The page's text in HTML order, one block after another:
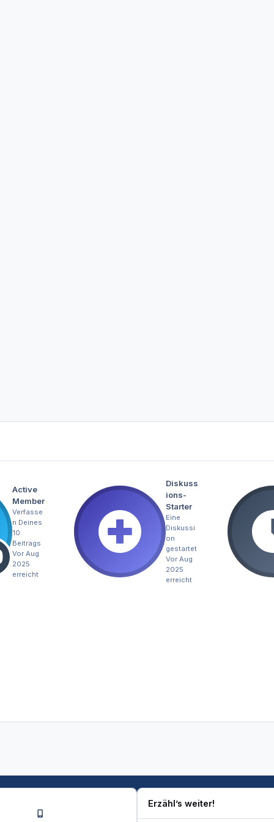
Active
Member
Verfasse
n Deines
10.
Beitrags
Vor Aug
2025
erreicht
Diskuss
ions-
Starter
Eine
Diskussi
on
gestartet
Vor Aug
2025
erreicht
Erzähl’s weiter!